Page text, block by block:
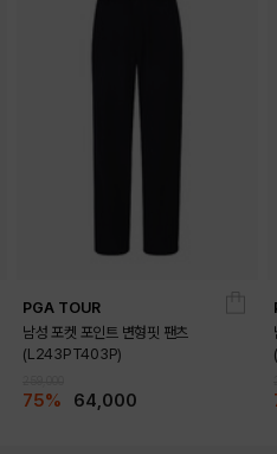
PGA TOUR
남성 포켓 포인트 변형핏 팬츠
(L243PT403P)
75% 64,000